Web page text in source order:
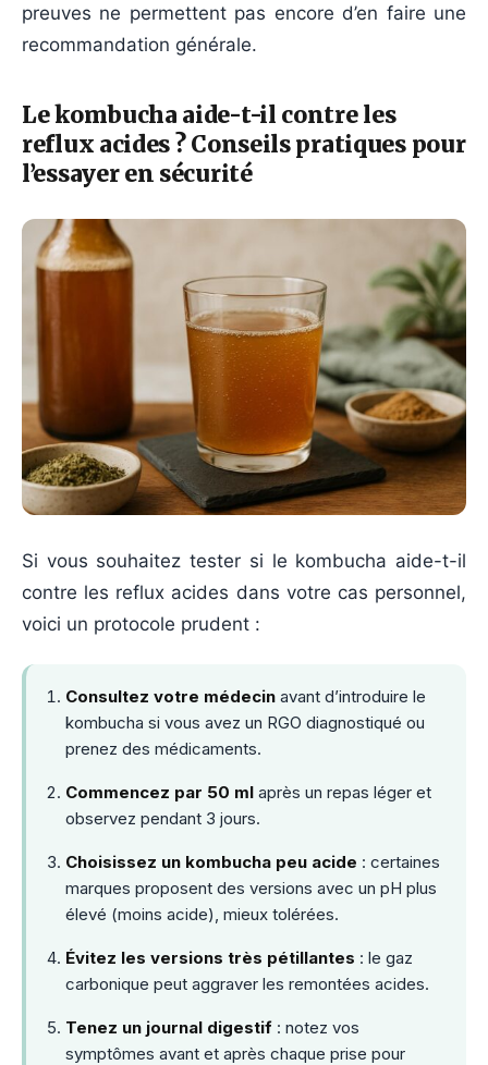
preuves ne permettent pas encore d’en faire une
recommandation générale.
Le kombucha aide-t-il contre les
reflux acides ? Conseils pratiques pour
l’essayer en sécurité
Si vous souhaitez tester si le kombucha aide-t-il
contre les reflux acides dans votre cas personnel,
voici un protocole prudent :
Consultez votre médecin avant d’introduire le
kombucha si vous avez un RGO diagnostiqué ou
prenez des médicaments.
Commencez par 50 ml après un repas léger et
observez pendant 3 jours.
Choisissez un kombucha peu acide : certaines
marques proposent des versions avec un pH plus
élevé (moins acide), mieux tolérées.
Évitez les versions très pétillantes : le gaz
carbonique peut aggraver les remontées acides.
Tenez un journal digestif : notez vos
symptômes avant et après chaque prise pour